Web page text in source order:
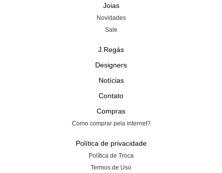
Joias
Novidades
Sale
J.Regás
Designers
Notícias
Contato
Compras
Como comprar pela internet?
Política de privacidade
Política de Troca
Termos de Uso